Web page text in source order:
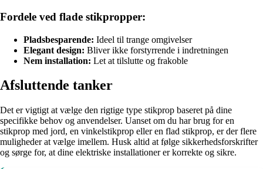
Fordele ved flade stikpropper:
Pladsbesparende: Ideel til trange omgivelser
Elegant design: Bliver ikke forstyrrende i indretningen
Nem installation: Let at tilslutte og frakoble
Afsluttende tanker
Det er vigtigt at vælge den rigtige type stikprop baseret på dine
specifikke behov og anvendelser. Uanset om du har brug for en
stikprop med jord, en vinkelstikprop eller en flad stikprop, er der flere
muligheder at vælge imellem. Husk altid at følge sikkerhedsforskrifter
og sørge for, at dine elektriske installationer er korrekte og sikre.